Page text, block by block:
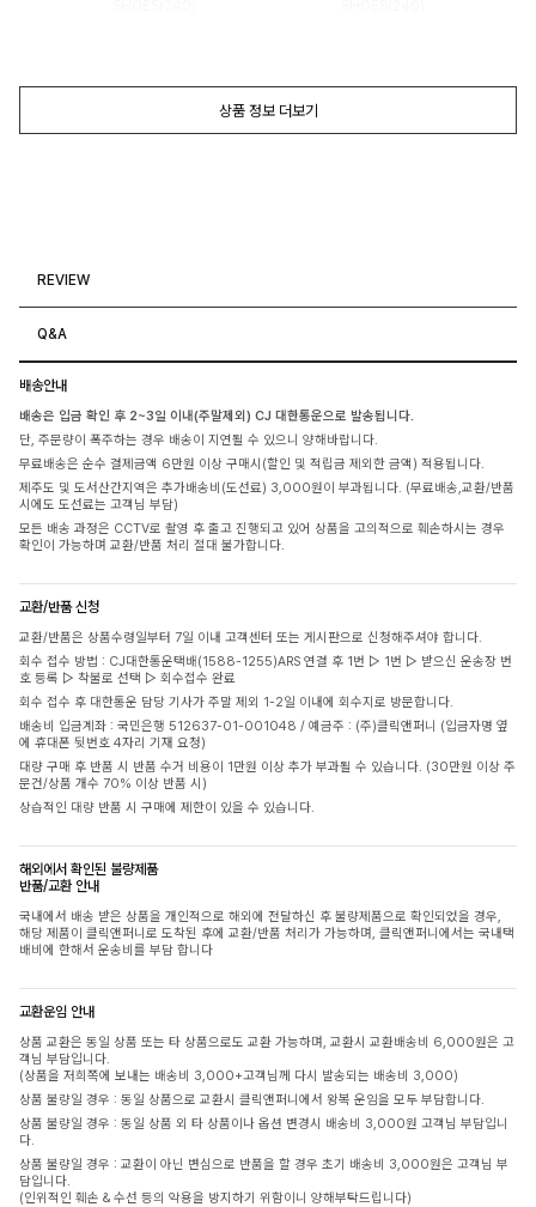
상품 정보 더보기
REVIEW
Q&A
배송안내
배송은 입금 확인 후 2~3일 이내(주말제외) CJ 대한통운으로 발송됩니다.
단, 주문량이 폭주하는 경우 배송이 지연될 수 있으니 양해바랍니다.
무료배송은 순수 결제금액 6만원 이상 구매시(할인 및 적립금 제외한 금액) 적용됩니다.
제주도 및 도서산간지역은 추가배송비(도선료) 3,000원이 부과됩니다. (무료배송,교환/반품
시에도 도선료는 고객님 부담)
모든 배송 과정은 CCTV로 촬영 후 출고 진행되고 있어 상품을 고의적으로 훼손하시는 경우
확인이 가능하며 교환/반품 처리 절대 불가합니다.
교환/반품 신청
교환/반품은 상품수령일부터 7일 이내 고객센터 또는 게시판으로 신청해주셔야 합니다.
회수 접수 방법 : CJ대한통운택배(1588-1255)ARS 연결 후 1번 ▷ 1번 ▷ 받으신 운송장 번
호 등록 ▷ 착불로 선택 ▷ 회수접수 완료
회수 접수 후 대한통운 담당 기사가 주말 제외 1-2일 이내에 회수지로 방문합니다.
배송비 입금계좌 : 국민은행 512637-01-001048 / 예금주 : (주)클릭앤퍼니 (입금자명 옆
에 휴대폰 뒷번호 4자리 기재 요청)
대량 구매 후 반품 시 반품 수거 비용이 1만원 이상 추가 부과될 수 있습니다. (30만원 이상 주
문건/상품 개수 70% 이상 반품 시)
상습적인 대량 반품 시 구매에 제한이 있을 수 있습니다.
해외에서 확인된 불량제품
반품/교환 안내
국내에서 배송 받은 상품을 개인적으로 해외에 전달하신 후 불량제품으로 확인되었을 경우,
해당 제품이 클릭앤퍼니로 도착된 후에 교환/반품 처리가 가능하며, 클릭앤퍼니에서는 국내택
배비에 한해서 운송비를 부담 합니다
교환운임 안내
상품 교환은 동일 상품 또는 타 상품으로도 교환 가능하며, 교환시 교환배송비 6,000원은 고
객님 부담입니다.
(상품을 저희쪽에 보내는 배송비 3,000+고객님께 다시 발송되는 배송비 3,000)
상품 불량일 경우 : 동일 상품으로 교환시 클릭앤퍼니에서 왕복 운임을 모두 부담합니다.
상품 불량일 경우 : 동일 상품 외 타 상품이나 옵션 변경시 배송비 3,000원 고객님 부담입니
다.
상품 불량일 경우 : 교환이 아닌 변심으로 반품을 할 경우 초기 배송비 3,000원은 고객님 부
담입니다.
(인위적인 훼손 & 수선 등의 악용을 방지하기 위함이니 양해부탁드립니다)